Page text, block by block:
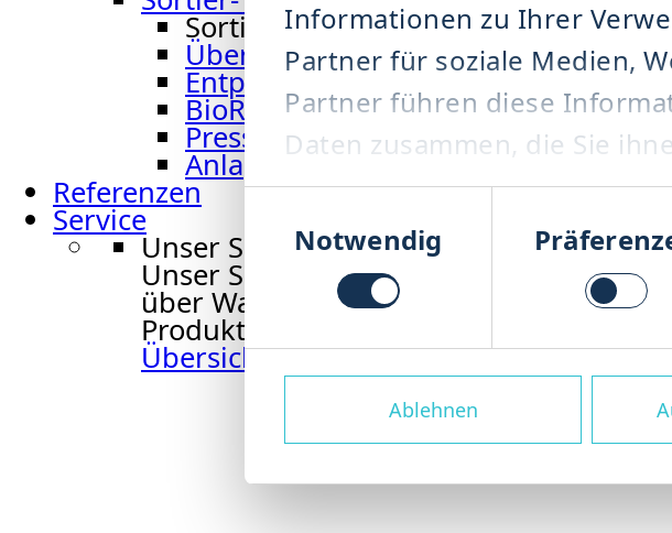
Informationen zu Ihrer
Partner für soziale Medien,
Partner führen diese
Daten zusammen, die Sie
Rahmen Ihrer Nutzung der
Einwilligungsauswahl
Notwendig
Ablehnen
Sortier- & Entwässerungs­maschinen
Übersicht: Sortier- und
Entpackungsmaschine DRM
BioRefiner BRF
Pressschnecke PRS
Anlagenbau Abfallmanagement
Referenzen
Service
Unser Service
Unser Service begleitet Sie über den
über Wartung und Ersatzteile bis hin
Produktion zuverlässig und
Übersicht Service